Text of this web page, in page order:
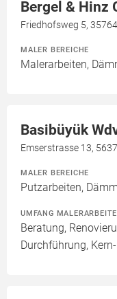
Bergel & Hinz
Friedhofsweg 5,
MALER BEREICHE
Malerarbeiten,
Basibüyük
Emserstrasse 13,
MALER BEREICHE
Putzarbeiten,
UMFANG
Beratung,
Durchführung,